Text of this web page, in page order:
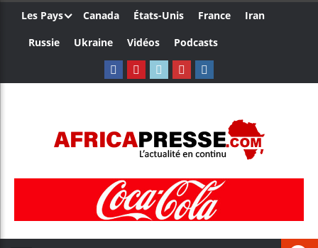
Les Pays Canada États-Unis France
Iran
Russie
Ukraine Vidéos Podcasts